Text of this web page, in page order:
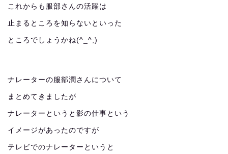
これからも服部さんの活躍は
止まるところを知らないといった
ところでしょうかね(^_^;)
ナレーターの服部潤さんについて
まとめてきましたが
ナレーターというと影の仕事という
イメージがあったのですが
テレビでのナレーターというと